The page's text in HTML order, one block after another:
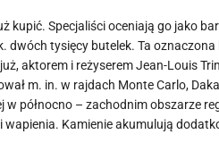
kupić. Specjaliści oceniają go jako
dwóch tysięcy butelek. Ta oznaczona
aktorem i reżyserem Jean-Louis
m. in. w rajdach Monte Carlo,
w północno – zachodnim obszarze
Kamienie akumulują